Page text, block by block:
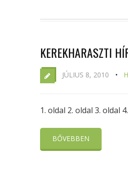
KEREKHARASZTI
JÚLIUS 8, 2010
1. oldal 2. oldal 3. oldal
BŐVEBBEN